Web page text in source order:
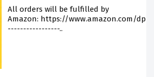
All orders will be fulfilled by
Amazon: https://www.amazon.com/dp/
-----------------..